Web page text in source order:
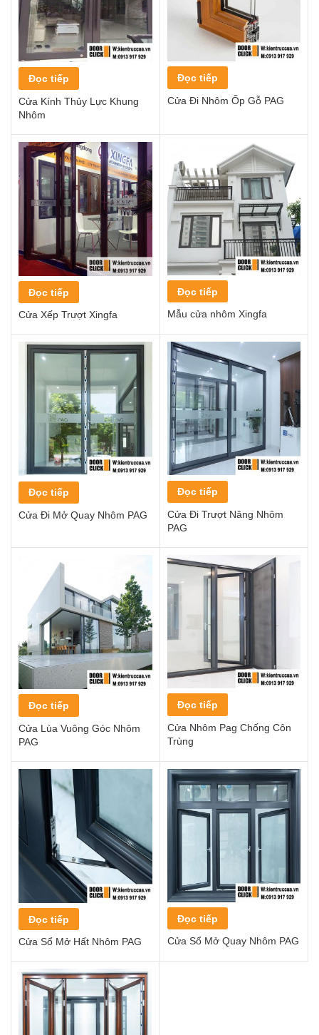
Đọc tiếp
Cửa Kính Thủy Lực Khung
Nhôm
Đọc tiếp
Cửa Đi Nhôm Ốp Gỗ PAG
Đọc tiếp
Cửa Xếp Trượt Xingfa
Đọc tiếp
Mẫu cửa nhôm Xingfa
Đọc tiếp
Cửa Đi Mở Quay Nhôm PAG
Đọc tiếp
Cửa Đi Trượt Nâng Nhôm
PAG
Đọc tiếp
Cửa Lùa Vuông Góc Nhôm
PAG
Đọc tiếp
Cửa Nhôm Pag Chống Côn
Trùng
Đọc tiếp
Cửa Sổ Mở Hất Nhôm PAG
Đọc tiếp
Cửa Sổ Mở Quay Nhôm PAG